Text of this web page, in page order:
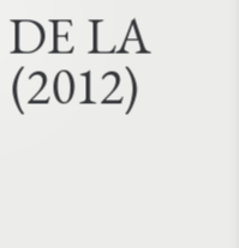
DELA
(2012)